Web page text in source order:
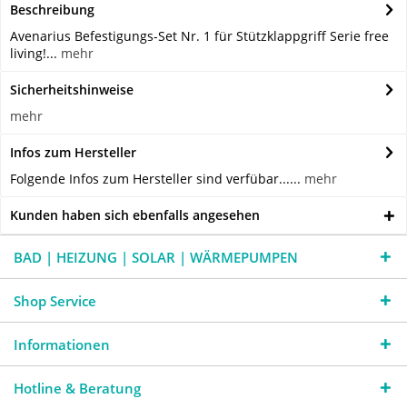
Beschreibung
Avenarius Befestigungs-Set Nr. 1 für Stützklappgriff Serie free
living!... mehr
Sicherheitshinweise
mehr
Infos zum Hersteller
Folgende Infos zum Hersteller sind verfübar...... mehr
Kunden haben sich ebenfalls angesehen
BAD | HEIZUNG | SOLAR | WÄRMEPUMPEN
Shop Service
Informationen
Hotline & Beratung